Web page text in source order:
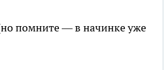
помните — в начинке уже